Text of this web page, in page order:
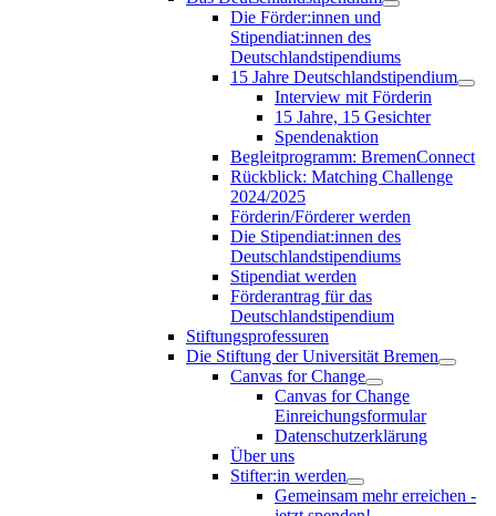
Die Förder:innen und
Stipendiat:innen des
Deutschlandstipendiums
15 Jahre Deutschlandstipendium
Interview mit Förderin
15 Jahre, 15 Gesichter
Spendenaktion
Begleitprogramm: BremenConnect
Rückblick: Matching Challenge
2024/2025
Förderin/Förderer werden
Die Stipendiat:innen des
Deutschlandstipendiums
Stipendiat werden
Förderantrag für das
Deutschlandstipendium
Stiftungsprofessuren
Die Stiftung der Universität Bremen
Canvas for Change
Canvas for Change
Einreichungsformular
Datenschutzerklärung
Über uns
Stifter:in werden
Gemeinsam mehr erreichen -